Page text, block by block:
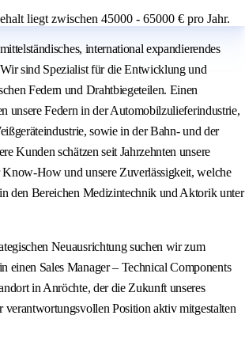
liegt zwischen 45000 - 65000 € pro Jahr.
international expandierendes
sind Spezialist für die Entwicklung und
Federn und Drahtbiegeteilen. Einen
unsere Federn in der Automobilzulieferindustrie,
sowie in der Bahn- und der
Kunden schätzen seit Jahrzehnten unsere
und unsere Zuverlässigkeit, welche
den Bereichen Medizintechnik und Aktorik unter
Neuausrichtung suchen wir zum
einen Sales Manager – Technical Components
in Anröchte, der die Zukunft unseres
verantwortungsvollen Position aktiv mitgestalten